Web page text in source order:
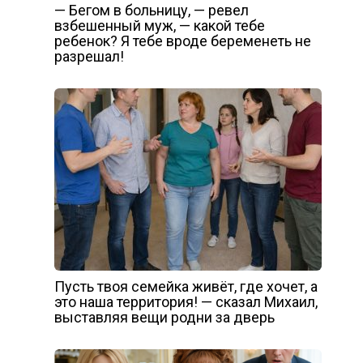
— Бегом в больницу, — ревел
взбешенный муж, — какой тебе
ребенок? Я тебе вроде беременеть не
разрешал!
Пусть твоя семейка живёт, где хочет, а
это наша территория! — сказал Михаил,
выставляя вещи родни за дверь